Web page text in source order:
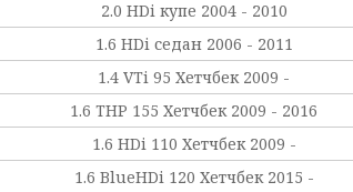
2.0 HDi купе 2004 - 2010
1.6 HDi седан 2006 - 2011
1.4 VTi 95 Хетчбек 2009 -
1.6 THP 155 Хетчбек 2009 - 2016
1.6 HDi 110 Хетчбек 2009 -
1.6 BlueHDi 120 Хетчбек 2015 -